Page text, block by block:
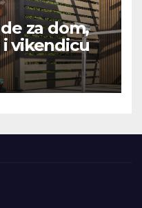
za dom,
vikendicu